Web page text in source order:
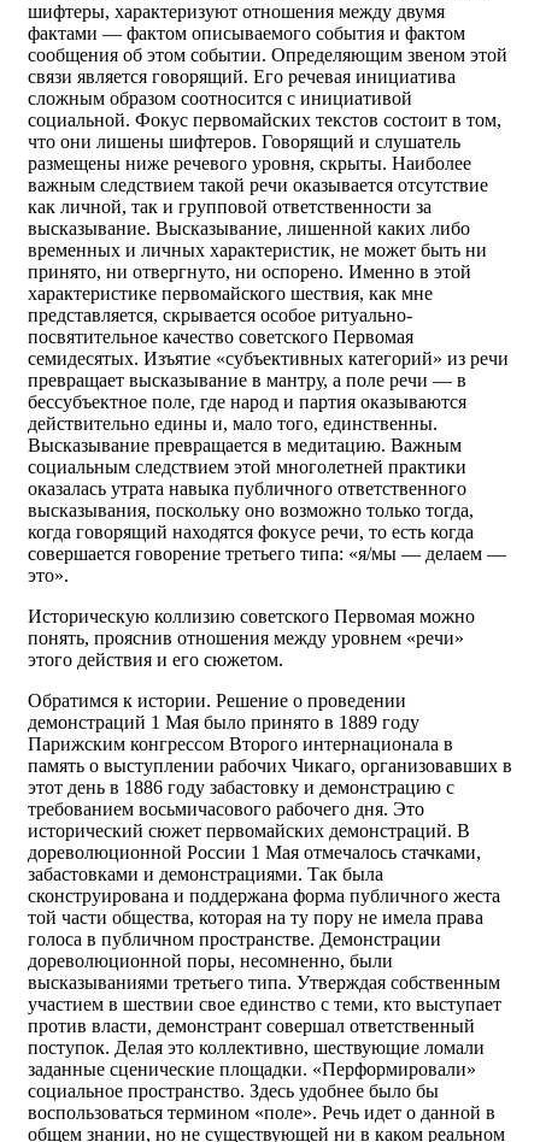
шифтеры, характеризуют отношения между двумя
фактами — фактом описываемого события и фактом
сообщения об этом событии. Определяющим звеном этой
связи является говорящий. Его речевая инициатива
сложным образом соотносится с инициативой
социальной. Фокус первомайских текстов состоит в том,
что они лишены шифтеров. Говорящий и слушатель
размещены ниже речевого уровня, скрыты. Наиболее
важным следствием такой речи оказывается отсутствие
как личной, так и групповой ответственности за
высказывание. Высказывание, лишенной каких либо
временных и личных характеристик, не может быть ни
принято, ни отвергнуто, ни оспорено. Именно в этой
характеристике первомайского шествия, как мне
представляется, скрывается особое ритуально-
посвятительное качество советского Первомая
семидесятых. Изъятие «субъективных категорий» из речи
превращает высказывание в мантру, а поле речи — в
бессубъектное поле, где народ и партия оказываются
действительно едины и, мало того, единственны.
Высказывание превращается в медитацию. Важным
социальным следствием этой многолетней практики
оказалась утрата навыка публичного ответственного
высказывания, поскольку оно возможно только тогда,
когда говорящий находятся фокусе речи, то есть когда
совершается говорение третьего типа: «я/мы — делаем —
это».
Историческую коллизию советского Первомая можно
понять, прояснив отношения между уровнем «речи»
этого действия и его сюжетом.
Обратимся к истории. Решение о проведении
демонстраций 1 Мая было принято в 1889 году
Парижским конгрессом Второго интернационала в
память о выступлении рабочих Чикаго, организовавших в
этот день в 1886 году забастовку и демонстрацию с
требованием восьмичасового рабочего дня. Это
исторический сюжет первомайских демонстраций. В
дореволюционной России 1 Мая отмечалось стачками,
забастовками и демонстрациями. Так была
сконструирована и поддержана форма публичного жеста
той части общества, которая на ту пору не имела права
голоса в публичном пространстве. Демонстрации
дореволюционной поры, несомненно, были
высказываниями третьего типа. Утверждая собственным
участием в шествии свое единство с теми, кто выступает
против власти, демонстрант совершал ответственный
поступок. Делая это коллективно, шествующие ломали
заданные сценические площадки. «Перформировали»
социальное пространство. Здесь удобнее было бы
воспользоваться термином «поле». Речь идет о данной в
общем знании, но не существующей ни в каком реальном